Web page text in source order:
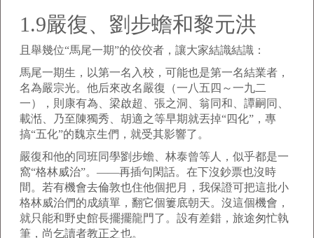
1.9嚴復、劉步蟾和黎元洪
且舉幾位“馬尾一期”的佼佼者，讓大家結識結識：
馬尾一期生，以第一名入校，可能也是第一名結業者，
名為嚴宗光。他后來改名嚴復（一八五四～一九二
一），則康有為、梁啟超、張之洞、翁同和、譚嗣同、
載湉、乃至陳獨秀、胡適之等早期就丟掉“四化”，專
搞“五化”的魏京生們，就受其影響了。
嚴復和他的同班同學劉步蟾、林泰曾等人，似乎都是一
窩“格林威治”。——再插句閑話。在下沒鈔票也沒時
間。若有機會去倫敦也住他個把月，我保證可把這批小
格林威治們的成績單，翻它個簍底朝天。沒這個機會，
就只能和野史館長擺擺龍門了。設有差錯，旅途匆忙執
筆，尚乞讀者教正之也。